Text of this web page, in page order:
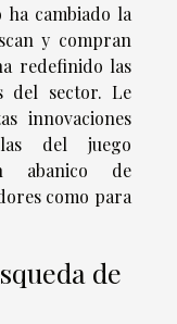
ha cambiado la
y compran
redefinido las
del sector. Le
innovaciones
del juego
abanico de
como para
de